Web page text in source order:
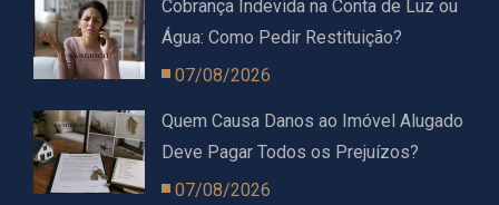
Cobrança Indevida na Conta de Luz ou
Água: Como Pedir Restituição?
07/08/2026
Quem Causa Danos ao Imóvel Alugado
Deve Pagar Todos os Prejuízos?
07/08/2026